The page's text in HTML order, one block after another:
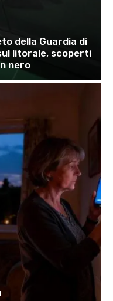
della Guardia di
litorale, scoperti
nero